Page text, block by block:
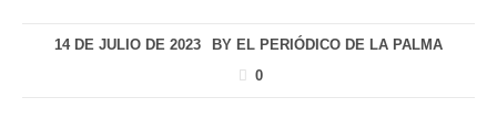
14 DE JULIO DE 2023 BY EL PERIÓDICO DE LA PALMA
0